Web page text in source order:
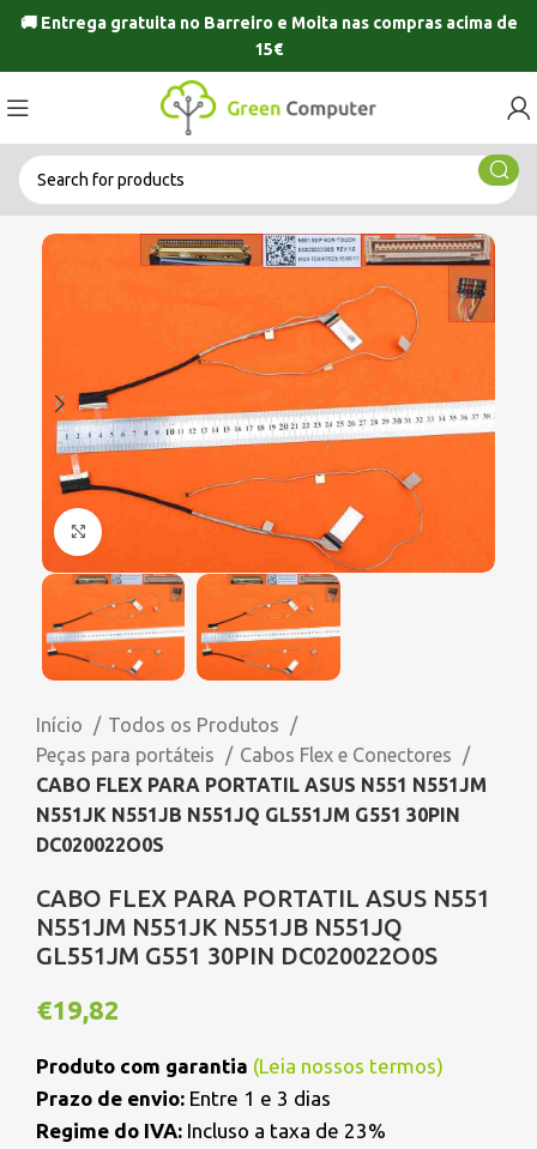
🚚 Entrega gratuita no Barreiro e Moitanas compras acima de
15€
Click to enlarge
Início
Todos os Produtos
Peças para portáteis
Cabos Flex e Conectores
CABO FLEX PARA PORTATIL ASUS N551 N551JM
N551JK N551JB N551JQ GL551JM G551 30PIN
DC020022O0S
CABO FLEX PARA PORTATIL ASUS N551
N551JM N551JK N551JB N551JQ
GL551JM G551 30PIN DC020022O0S
€19,82
Produto com garantia (Leia nossos termos)
Prazo de envio: Entre 1 e 3 dias
Regime do IVA: Incluso a taxa de 23%